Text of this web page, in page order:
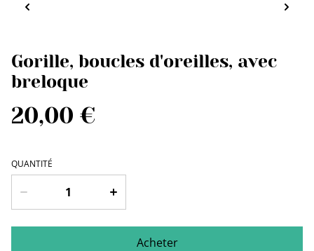
Gorille, boucles d'oreilles, avec
breloque
20,00 €
QUANTITÉ
Acheter